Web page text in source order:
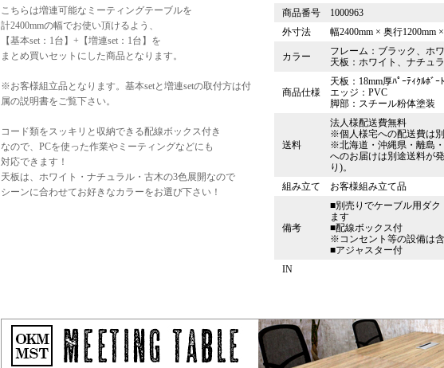
こちらは増連可能なミーティングテーブルを
計2400mmの幅でお使い頂けるよう、
【基本set：1台】+【増連set：1台】を
まとめ買いセットにした商品となります。
※お客様組立品となります。基本setと増連setの取付方は付
属の説明書をご覧下さい。
コード類をスッキリと収納できる配線ボックス付き
なので、PCを使った作業やミーティングなどにも
対応できます！
天板は、ホワイト・ナチュラル・古木の3色展開なので
シーンに合わせてお好きなカラーをお選び下さい！
商品番号
1000963
外寸法
幅2400mm × 奥行1200mm
カラー
フレーム：ブラック、ホ
天板：ホワイト、ナチュ
商品仕様
天板：18mm厚ﾊﾟｰﾃｨｸﾙﾎﾞｰ
エッジ：PVC
脚部：スチール粉体塗装
送料
法人様配送費無料
※個人様宅への配送費は別
※北海道・沖縄県・離島
へのお届けは別途送料が
り)。
組み立て
お客様組み立て品
備考
■別売りでケーブル用ダク
ます
■配線ボックス付
※コンセント等の設備は
■アジャスター付
IN